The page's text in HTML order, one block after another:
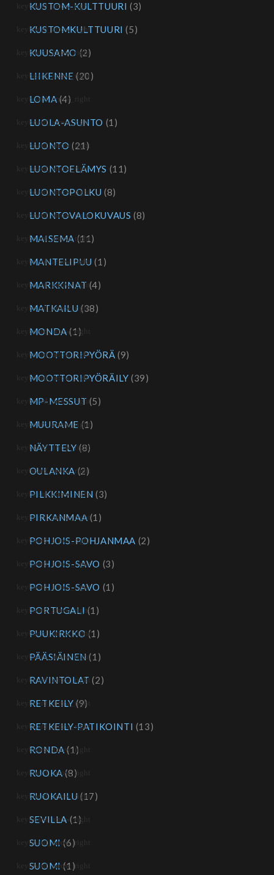
KUSTOM-KULTTUURI (3)
KUSTOMKULTTUURI (5)
KUUSAMO (2)
LIIKENNE (20)
LOMA (4)
LUOLA-ASUNTO (1)
LUONTO (21)
LUONTOELÄMYS (11)
LUONTOPOLKU (8)
LUONTOVALOKUVAUS (8)
MAISEMA (11)
MANTELIPUU (1)
MARKKINAT (4)
MATKAILU (38)
MONDA (1)
MOOTTORIPYÖRÄ (9)
MOOTTORIPYÖRÄILY (39)
MP-MESSUT (5)
MUURAME (1)
NÄYTTELY (8)
OULANKA (2)
PILKKIMINEN (3)
PIRKANMAA (1)
POHJOIS-POHJANMAA (2)
POHJOIS-SAVO (3)
POHJOIS-SAVO (1)
PORTUGALI (1)
PUUKIRKKO (1)
PÄÄSIÄINEN (1)
RAVINTOLAT (2)
RETKEILY (9)
RETKEILY-PATIKOINTI (13)
RONDA (1)
RUOKA (8)
RUOKAILU (17)
SEVILLA (1)
SUOMI (6)
SUOMI (1)